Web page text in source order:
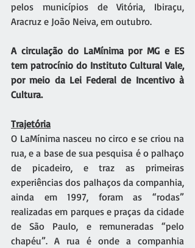
pelos municípios de Vitória, Ibiraçu,
Aracruz e João Neiva, em outubro.
A circulação do LaMínima por MG e ES
tem patrocínio do Instituto Cultural Vale,
por meio da Lei Federal de Incentivo à
Cultura.
Trajetória
O LaMínima nasceu no circo e se criou na
rua, e a base de sua pesquisa é o palhaço
de picadeiro, e traz as primeiras
experiências dos palhaços da companhia,
ainda em 1997, foram as “rodas”
realizadas em parques e praças da cidade
de São Paulo, e remuneradas “pelo
chapéu”. A rua é onde a companhia